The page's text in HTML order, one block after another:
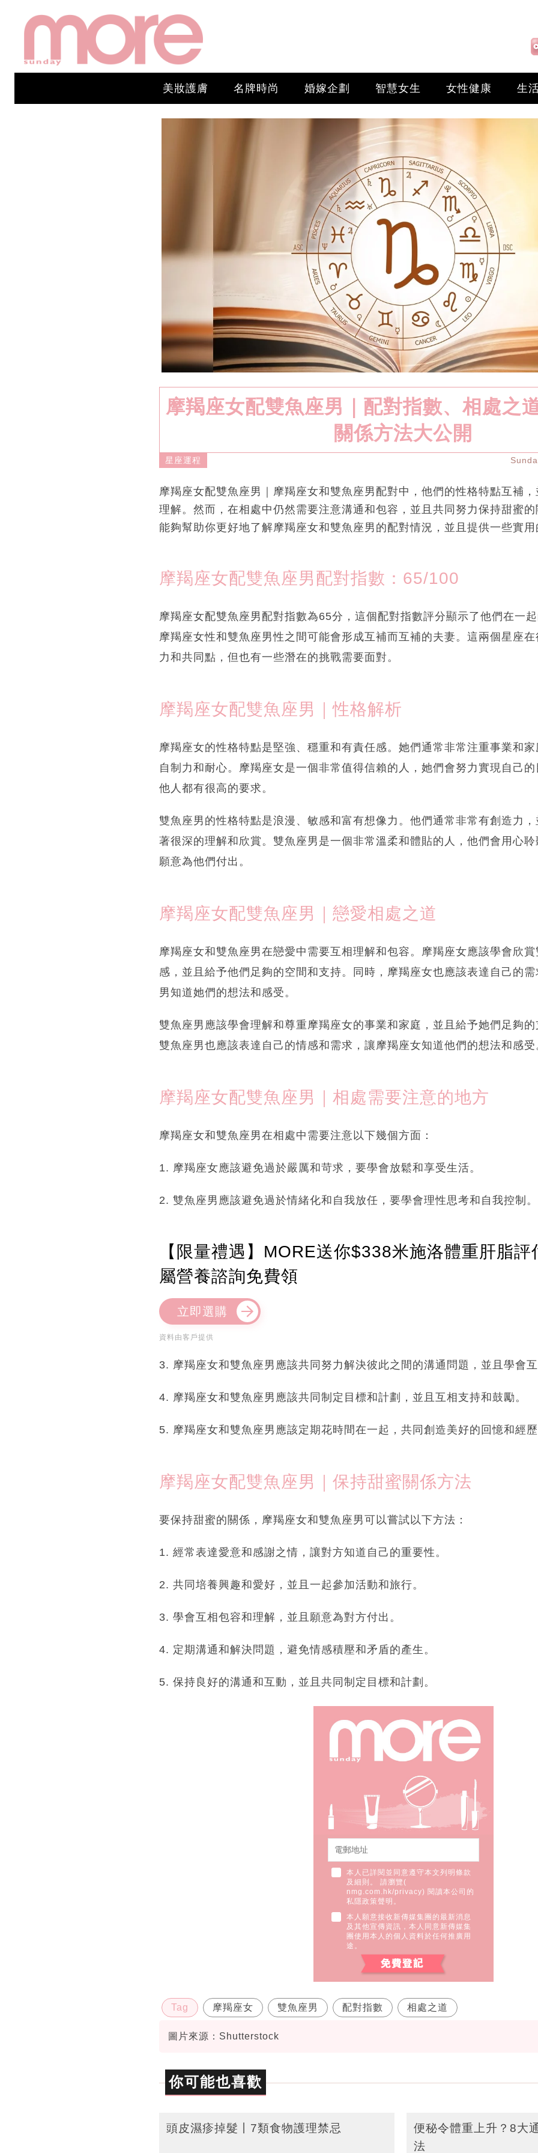
美妝護膚 名牌時尚 婚嫁企劃 智慧女生 女性健康 生
摩羯座女配雙魚座男｜配對指數、相處之
關係方法大公開
星座運程
摩羯座女配雙魚座男｜摩羯座女和雙魚座男配對中，他們的性格特點互補
理解。然而，在相處中仍然需要注意溝通和包容，並且共同努力保持甜蜜
能夠幫助你更好地了解摩羯座女和雙魚座男的配對情況，並且提供一些實用
摩羯座女配雙魚座男配對指數：65/100
摩羯座女配雙魚座男配對指數為65分，這個配對指數評分顯示了他們在一起
摩羯座女性和雙魚座男性之間可能會形成互補而互補的夫妻。這兩個星座在
力和共同點，但也有一些潛在的挑戰需要面對。
摩羯座女配雙魚座男｜性格解析
摩羯座女的性格特點是堅強、穩重和有責任感。她們通常非常注重事業和
自制力和耐心。摩羯座女是一個非常值得信賴的人，她們會努力實現自己
他人都有很高的要求。
雙魚座男的性格特點是浪漫、敏感和富有想像力。他們通常非常有創造力
著很深的理解和欣賞。雙魚座男是一個非常溫柔和體貼的人，他們會用心聆
願意為他們付出。
摩羯座女配雙魚座男｜戀愛相處之道
摩羯座女和雙魚座男在戀愛中需要互相理解和包容。摩羯座女應該學會欣
感，並且給予他們足夠的空間和支持。同時，摩羯座女也應該表達自己的
男知道她們的想法和感受。
雙魚座男應該學會理解和尊重摩羯座女的事業和家庭，並且給予她們足夠的
雙魚座男也應該表達自己的情感和需求，讓摩羯座女知道他們的想法和感受
摩羯座女配雙魚座男｜相處需要注意的地方
摩羯座女和雙魚座男在相處中需要注意以下幾個方面：
1. 摩羯座女應該避免過於嚴厲和苛求，要學會放鬆和享受生活。
2. 雙魚座男應該避免過於情緒化和自我放任，要學會理性思考和自我控制。
【限量禮遇】MORE送你$338米施洛體重肝脂
屬營養諮詢免費領
立即選購
資料由客戶提供
3. 摩羯座女和雙魚座男應該共同努力解決彼此之間的溝通問題，並且學會互
4. 摩羯座女和雙魚座男應該共同制定目標和計劃，並且互相支持和鼓勵。
5. 摩羯座女和雙魚座男應該定期花時間在一起，共同創造美好的回憶和經歷
摩羯座女配雙魚座男｜保持甜蜜關係方法
要保持甜蜜的關係，摩羯座女和雙魚座男可以嘗試以下方法：
1. 經常表達愛意和感謝之情，讓對方知道自己的重要性。
2. 共同培養興趣和愛好，並且一起參加活動和旅行。
3. 學會互相包容和理解，並且願意為對方付出。
4. 定期溝通和解決問題，避免情感積壓和矛盾的產生。
5. 保持良好的溝通和互動，並且共同制定目標和計劃。
本人已詳閱並同意遵守本文列明條款
及細則。 請瀏覽(
nmg.com.hk/privacy) 閱讀本公司的
私隱政策聲明。
本人願意接收新傳媒集團的最新消息
及其他宣傳資訊，本人同意新傳媒集
團使用本人的個人資料於任何推廣用
途。
Tag 摩羯座女 雙魚座男 配對指數 相處之道
圖片來源：Shutterstock
你可能也喜歡
頭皮濕疹掉髮丨7類食物護理禁忌
便秘令體重上升？8大
法